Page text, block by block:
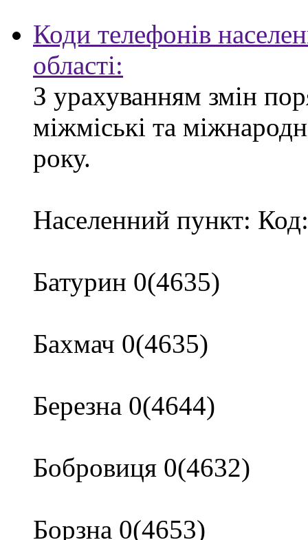
Коди телефонів
області:
З урахуванням змін
міжміські та
року.
Населенний пункт: Код:
Батурин 0(4635)
Бахмач 0(4635)
Березна 0(4644)
Бобровиця 0(4632)
Борзна 0(4653)